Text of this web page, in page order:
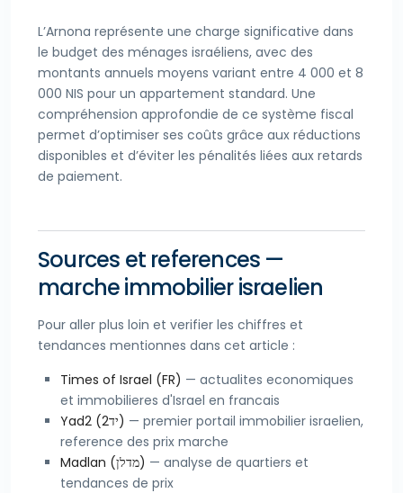
L’Arnona représente une charge significative dans
le budget des ménages israéliens, avec des
montants annuels moyens variant entre 4 000 et 8
000 NIS pour un appartement standard. Une
compréhension approfondie de ce système fiscal
permet d’optimiser ses coûts grâce aux réductions
disponibles et d’éviter les pénalités liées aux retards
de paiement.
Sources et references —
marche immobilier israelien
Pour aller plus loin et verifier les chiffres et
tendances mentionnes dans cet article :
Times of Israel (FR) — actualites economiques
et immobilieres d'Israel en francais
Yad2 (יד2) — premier portail immobilier israelien,
reference des prix marche
Madlan (מדלן) — analyse de quartiers et
tendances de prix